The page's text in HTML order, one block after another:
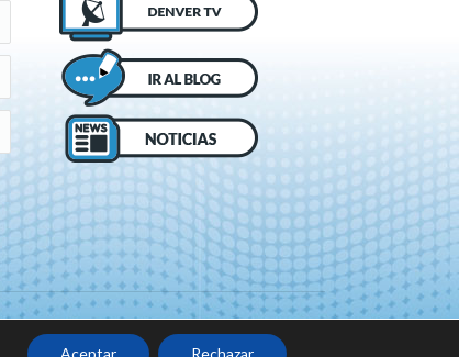
Aceptar Rechazar